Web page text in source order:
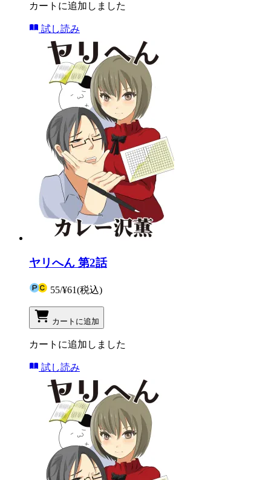
カートに追加しました
試し読み
ヤリへん 第2話
55/¥61(税込)
カートに追加
カートに追加しました
試し読み